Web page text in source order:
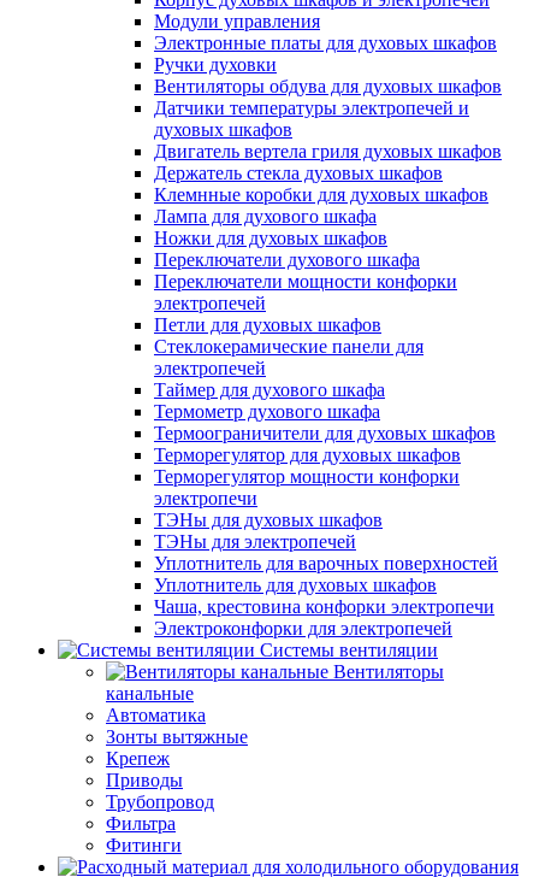
Модули управления
Электронные платы для духовых шкафов
Ручки духовки
Вентиляторы обдува для духовых шкафов
Датчики температуры электропечей и
духовых шкафов
Двигатель вертела гриля духовых шкафов
Держатель стекла духовых шкафов
Клемнные коробки для духовых шкафов
Лампа для духового шкафа
Ножки для духовых шкафов
Переключатели духового шкафа
Переключатели мощности конфорки
электропечей
Петли для духовых шкафов
Стеклокерамические панели для
электропечей
Таймер для духового шкафа
Термометр духового шкафа
Термоограничители для духовых шкафов
Терморегулятор для духовых шкафов
Терморегулятор мощности конфорки
электропечи
ТЭНы для духовых шкафов
ТЭНы для электропечей
Уплотнитель для варочных поверхностей
Уплотнитель для духовых шкафов
Чаша, крестовина конфорки электропечи
Электроконфорки для электропечей
Системы вентиляции
Вентиляторы
канальные
Автоматика
Зонты вытяжные
Крепеж
Приводы
Трубопровод
Фильтра
Фитинги